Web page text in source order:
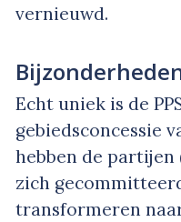
vernieuwd.
Echt uniek is de
gebiedsconcessie
hebben de partijen
zich
transformeren